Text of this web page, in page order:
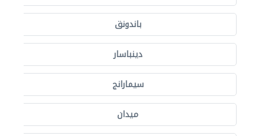
باندونق
دينباسار
سيمارانج
ميدان